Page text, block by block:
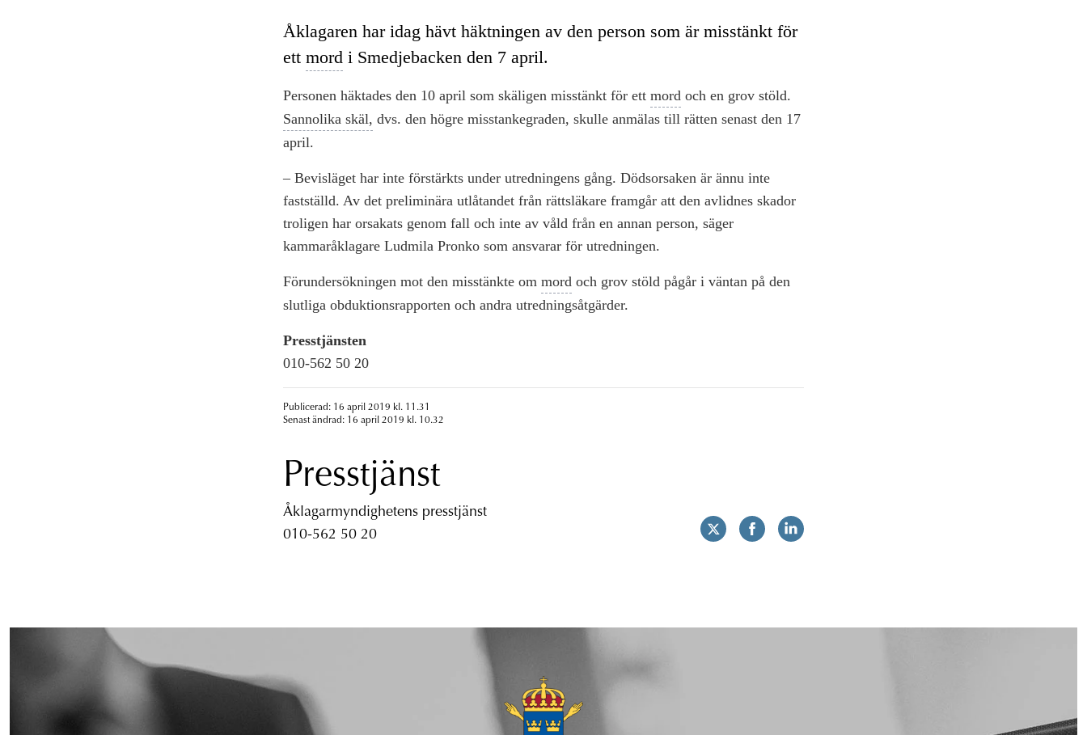
Åklagaren har idag hävt häktningen av den person som är misstänkt för
ett mord i Smedjebacken den 7 april.
Personen häktades den 10 april som skäligen misstänkt för ett mord och en grov stöld.
Sannolika skäl, dvs. den högre misstankegraden, skulle anmälas till rätten senast den 17
april.
– Bevisläget har inte förstärkts under utredningens gång. Dödsorsaken är ännu inte
fastställd. Av det preliminära utlåtandet från rättsläkare framgår att den avlidnes skador
troligen har orsakats genom fall och inte av våld från en annan person, säger
kammaråklagare Ludmila Pronko som ansvarar för utredningen.
Förundersökningen mot den misstänkte om mord och grov stöld pågår i väntan på den
slutliga obduktionsrapporten och andra utredningsåtgärder.
Presstjänsten
010-562 50 20
Publicerad: 16 april 2019 kl. 11.31
Senast ändrad: 16 april 2019 kl. 10.32
Presstjänst
Åklagarmyndighetens presstjänst
010-562 50 20